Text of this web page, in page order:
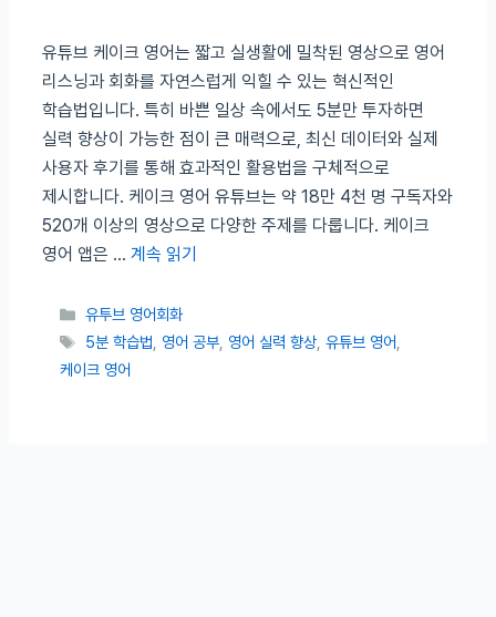
유튜브 케이크 영어는 짧고 실생활에 밀착된 영상으로 영어
리스닝과 회화를 자연스럽게 익힐 수 있는 혁신적인
학습법입니다. 특히 바쁜 일상 속에서도 5분만 투자하면
실력 향상이 가능한 점이 큰 매력으로, 최신 데이터와 실제
사용자 후기를 통해 효과적인 활용법을 구체적으로
제시합니다. 케이크 영어 유튜브는 약 18만 4천 명 구독자와
520개 이상의 영상으로 다양한 주제를 다룹니다. 케이크
영어 앱은 … 계속 읽기
카테고리
유투브 영어회화
태그
5분 학습법 영어 공부 영어 실력 향상 ,유튜브 영어
케이크 영어